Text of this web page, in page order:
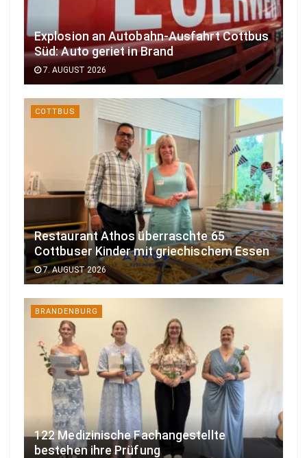
Explosion an Autobahn-Ausfahrt Cottbus
Süd: Auto geriet in Brand
7. AUGUST 2026
COTTBUS
Restaurant Athos überraschte 65
Cottbuser Kinder mit griechischem Essen
7. AUGUST 2026
BRANDENBURG
122 Medizinische Fachangestellte
bestehen ihre Prüfung